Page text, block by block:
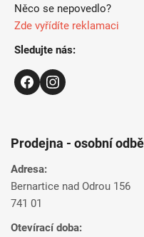
Něco se nepovedlo?
Zde vyřídíte reklamaci
Sledujte nás:
Prodejna - osobní
Adresa:
Bernartice nad Odrou 156
741 01
Otevírací doba: